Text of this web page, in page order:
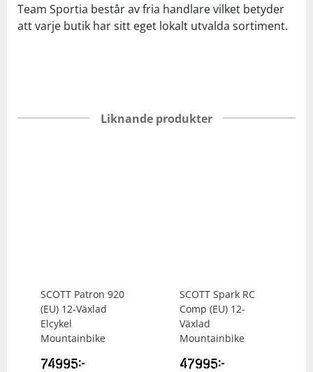
Team Sportia består av fria handlare vilket betyder
att varje butik har sitt eget lokalt utvalda sortiment.
Liknande produkter
SCOTT Patron 920
(EU) 12-Växlad
Elcykel
Mountainbike
74995kr
SCOTT Spark RC
Comp (EU) 12-
Växlad
Mountainbike
47995kr